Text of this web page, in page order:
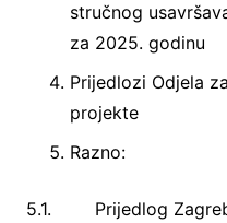
stručnog
za 2025. godinu
Prijedlozi Odjela
projekte
Razno:
5.1. Prijedlog